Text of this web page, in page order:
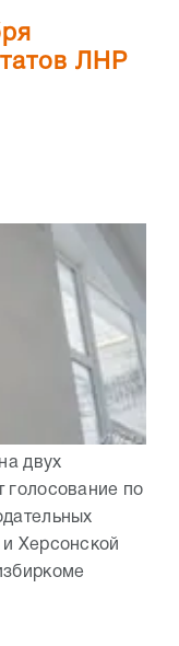
ЛНР
двух
голосование по
Херсонской